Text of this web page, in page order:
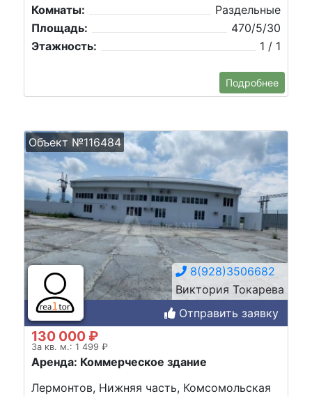
Комнаты:
Раздельные
Площадь:
470/5/30
Этажность:
1 / 1
Подробнее
Объект №116484
8(928)3506682
Виктория Токарева
Отправить заявку
130 000 ₽
За кв. м.: 1 499 ₽
Аренда: Коммерческое здание
Лермонтов, Нижняя часть, Комсомольская